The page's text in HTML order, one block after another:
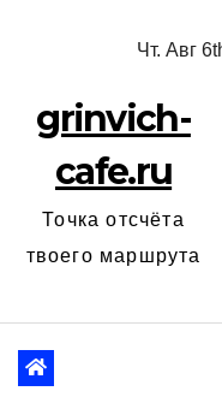
Чт. Авг
grinvich-
cafe.ru
Точка отсчёта
твоего маршрута